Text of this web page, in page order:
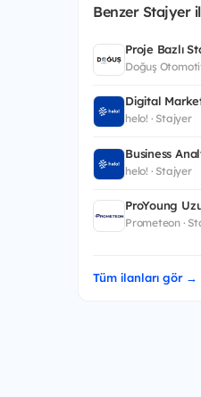
Benzer Stajyer
Proje Bazlı
Doğuş
Digital
helo! · Stajyer
Business
helo! · Stajyer
ProYoung
Prometeon ·
Tüm ilanları gör →